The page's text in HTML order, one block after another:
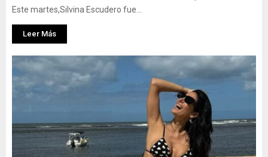
Este martes,Silvina Escudero fue...
Leer Más